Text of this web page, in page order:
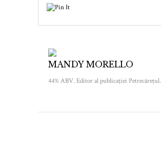
MANDY MORELLO
44% ABV. Editor al publicației Petrecărețul.